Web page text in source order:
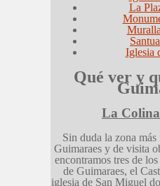
La
Iglesia
Qué ver y
La
Sin duda la zona
Guimaraes y de visita
encontramos tres de
de Guimaraes, el
iglesia de San Miguel